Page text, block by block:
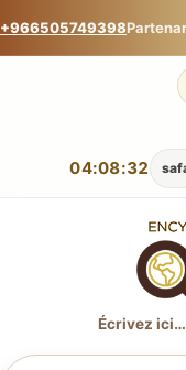
+966505749398
04:08:33
Écrivez ici…